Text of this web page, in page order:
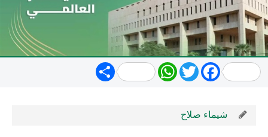
Share WhatsApp
TwitterFacebook
شيماء صلاح